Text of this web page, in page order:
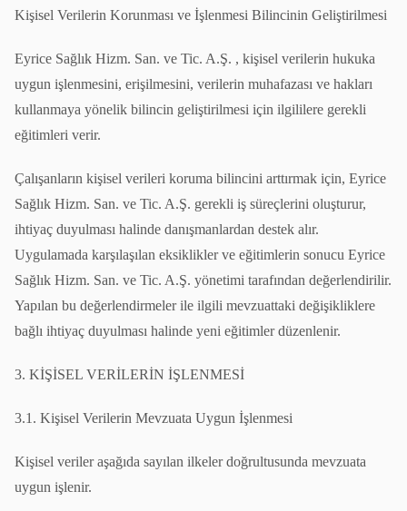
Kişisel Verilerin Korunması ve İşlenmesi Bilincinin Geliştirilmesi
Eyrice Sağlık Hizm. San. ve Tic. A.Ş. , kişisel verilerin hukuka
uygun işlenmesini, erişilmesini, verilerin muhafazası ve hakları
kullanmaya yönelik bilincin geliştirilmesi için ilgililere gerekli
eğitimleri verir.
Çalışanların kişisel verileri koruma bilincini arttırmak için, Eyrice
Sağlık Hizm. San. ve Tic. A.Ş. gerekli iş süreçlerini oluşturur,
ihtiyaç duyulması halinde danışmanlardan destek alır.
Uygulamada karşılaşılan eksiklikler ve eğitimlerin sonucu Eyrice
Sağlık Hizm. San. ve Tic. A.Ş. yönetimi tarafından değerlendirilir.
Yapılan bu değerlendirmeler ile ilgili mevzuattaki değişikliklere
bağlı ihtiyaç duyulması halinde yeni eğitimler düzenlenir.
3. KİŞİSEL VERİLERİN İŞLENMESİ
3.1. Kişisel Verilerin Mevzuata Uygun İşlenmesi
Kişisel veriler aşağıda sayılan ilkeler doğrultusunda mevzuata
uygun işlenir.